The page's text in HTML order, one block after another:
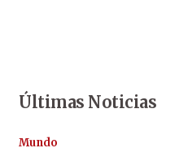
Últimas Noticias
Mundo